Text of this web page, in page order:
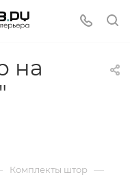
на
Комплекты штор —